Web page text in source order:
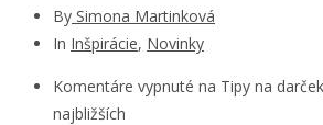
By Simona Martinková
In Inšpirácie, Novinky
Komentáre vypnuté na Tipy na
najbližších